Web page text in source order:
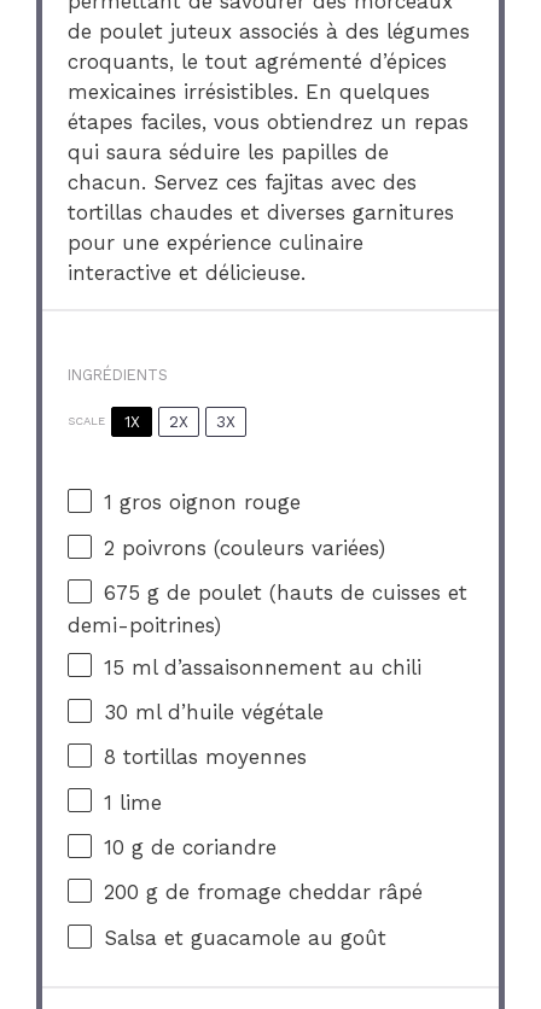
de poulet juteux associés à des légumes
croquants, le tout agrémenté d’épices
mexicaines irrésistibles. En quelques
étapes faciles, vous obtiendrez un repas
qui saura séduire les papilles de
chacun. Servez ces fajitas avec des
tortillas chaudes et diverses garnitures
pour une expérience culinaire
interactive et délicieuse.
INGRÉDIENTS
SCALE 1X 2X 3X
1 gros oignon rouge
2 poivrons (couleurs variées)
675 g de poulet (hauts de cuisses et
demi-poitrines)
15 ml d’assaisonnement au chili
30 ml d’huile végétale
8 tortillas moyennes
1 lime
10 g de coriandre
200 g de fromage cheddar râpé
Salsa et guacamole au goût